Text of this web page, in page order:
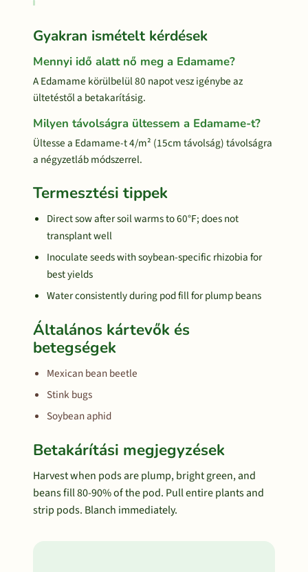
Gyakran ismételt kérdések
Mennyi idő alatt nő meg a Edamame?
A Edamame körülbelül 80 napot vesz igénybe az
ültetéstől a betakarításig.
Milyen távolságra ültessem a Edamame-t?
Ültesse a Edamame-t 4/m² (15cm távolság) távolságra
a négyzetláb módszerrel.
Termesztési tippek
Direct sow after soil warms to 60°F; does not
transplant well
Inoculate seeds with soybean-specific rhizobia for
best yields
Water consistently during pod fill for plump beans
Általános kártevők és
betegségek
Mexican bean beetle
Stink bugs
Soybean aphid
Betakárítási megjegyzések
Harvest when pods are plump, bright green, and
beans fill 80-90% of the pod. Pull entire plants and
strip pods. Blanch immediately.